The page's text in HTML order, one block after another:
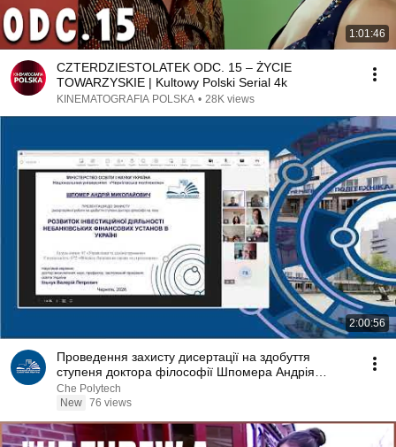
1:01:46
CZTERDZIESTOLATEK ODC. 15 – ŻYCIE
TOWARZYSKIE | Kultowy Polski Serial 4k
KINEMATOGRAFIA POLSKA • 28K views
2:00:56
Проведення захисту дисертації на здобуття
ступеня доктора філософії Шпомера Андрія
Миколайовича
Che Polytech
New 76 views